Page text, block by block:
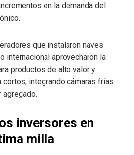
en la demanda del
que instalaron naves
internacional aprovecharon la
productos de alto valor y
integrando cámaras frías
inversores en
milla